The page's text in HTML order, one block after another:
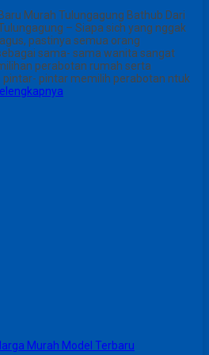
Murah Tulungagung Bathub Dari
– Siapa sich yang nggak
pastinya semua orang
sama- sama wanita sangat
perabotan rumah serta
pintar- pintar memilih perabotan ntuk
Murah Model Terbaru